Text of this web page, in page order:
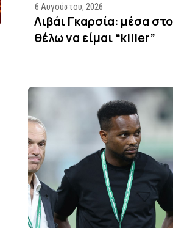
6 Αυγούστου, 2026
Λιβάι Γκαρσία: μέσα
θέλω να είμαι “killer”